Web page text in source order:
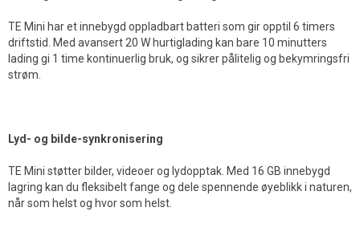
TE Mini har et innebygd oppladbart batteri som gir opptil 6 timers
driftstid. Med avansert 20 W hurtiglading kan bare 10 minutters
lading gi 1 time kontinuerlig bruk, og sikrer pålitelig og bekymringsfri
strøm.
Lyd- og bilde-synkronisering
TE Mini støtter bilder, videoer og lydopptak. Med 16 GB innebygd
lagring kan du fleksibelt fange og dele spennende øyeblikk i naturen,
når som helst og hvor som helst.